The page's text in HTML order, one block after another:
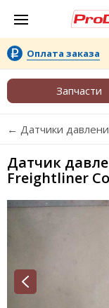
Оплата заказа
Запчасти
← Датчики
Датчик
Freightliner